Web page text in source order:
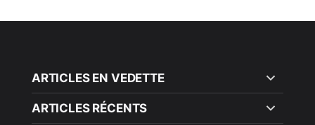
ARTICLES EN VEDETTE
ARTICLES RÉCENTS